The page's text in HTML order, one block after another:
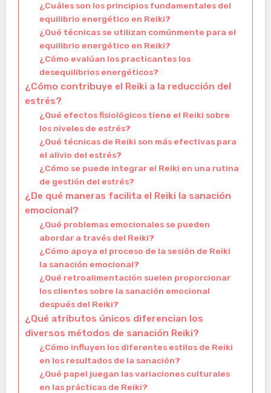
¿Cuáles son los principios fundamentales del
equilibrio energético en Reiki?
¿Qué técnicas se utilizan comúnmente para el
equilibrio energético en Reiki?
¿Cómo evalúan los practicantes los
desequilibrios energéticos?
¿Cómo contribuye el Reiki a la reducción del
estrés?
¿Qué efectos fisiológicos tiene el Reiki sobre
los niveles de estrés?
¿Qué técnicas de Reiki son más efectivas para
el alivio del estrés?
¿Cómo se puede integrar el Reiki en una rutina
de gestión del estrés?
¿De qué maneras facilita el Reiki la sanación
emocional?
¿Qué problemas emocionales se pueden
abordar a través del Reiki?
¿Cómo apoya el proceso de la sesión de Reiki
la sanación emocional?
¿Qué retroalimentación suelen proporcionar
los clientes sobre la sanación emocional
después del Reiki?
¿Qué atributos únicos diferencian los
diversos métodos de sanación Reiki?
¿Cómo influyen los diferentes estilos de Reiki
en los resultados de la sanación?
¿Qué papel juegan las variaciones culturales
en las prácticas de Reiki?